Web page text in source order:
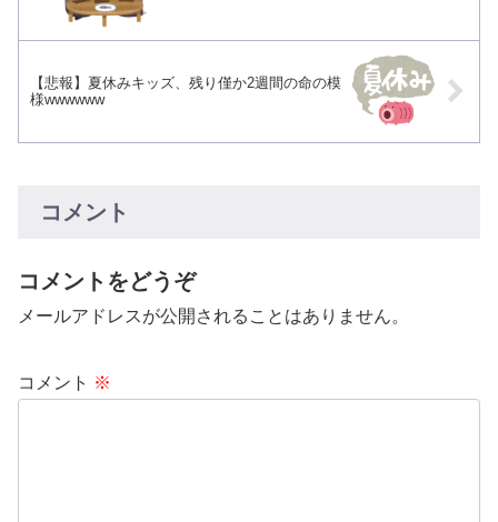
【悲報】夏休みキッズ、残り僅か2週間の命の模
様wwwwww
コメント
コメントをどうぞ
メールアドレスが公開されることはありません。
コメント ※